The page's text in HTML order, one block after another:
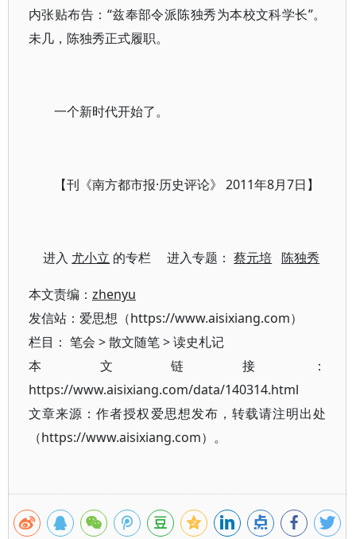
内张贴布告：“兹奉部令派陈独秀为本校文科学长”。
未几，陈独秀正式履职。
一个新时代开始了。
【刊《南方都市报·历史评论》 2011年8月7日】
进入 尤小立 的专栏 进入专题：蔡元培 陈独秀
本文责编： zhenyu
发信站：爱思想（https://www.aisixiang.com）
栏目： 笔会 >散文随笔>读史札记
本文链接：
https://www.aisixiang.com/data/140314.html
文章来源：作者授权爱思想发布，转载请注明出处
（https://www.aisixiang.com）。